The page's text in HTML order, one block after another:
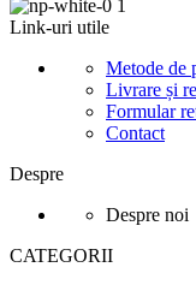
Link-uri utile
Metode de
Livrare și
Formular
Contact
Despre
Despre noi
CATEGORII